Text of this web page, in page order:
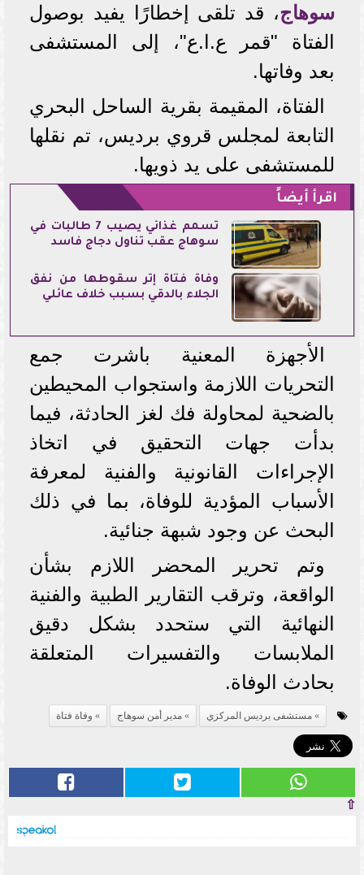
سوهاج، قد تلقى إخطارًا يفيد بوصول
الفتاة "قمر ع.ا.ع"، إلى المستشفى
بعد وفاتها.
الفتاة، المقيمة بقرية الساحل البحري
التابعة لمجلس قروي برديس، تم نقلها
للمستشفى على يد ذويها.
اقرأ أيضاً
تسمم غذائي يصيب 7 طالبات في
سوهاج عقب تناول دجاج فاسد
وفاة فتاة إثر سقوطها من نفق
الجلاء بالدقي بسبب خلاف عائلي
الأجهزة المعنية باشرت جمع
التحريات اللازمة واستجواب المحيطين
بالضحية لمحاولة فك لغز الحادثة، فيما
بدأت جهات التحقيق في اتخاذ
الإجراءات القانونية والفنية لمعرفة
الأسباب المؤدية للوفاة، بما في ذلك
البحث عن وجود شبهة جنائية.
وتم تحرير المحضر اللازم بشأن
الواقعة، وترقب التقارير الطبية والفنية
النهائية التي ستحدد بشكل دقيق
الملابسات والتفسيرات المتعلقة
بحادث الوفاة.
مستشفى برديس المركزي مدير أمن سوهاج وفاة فتاة
⇧